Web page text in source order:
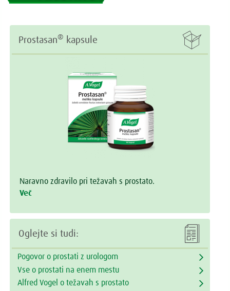

Prostasan® kapsule
Naravno zdravilo pri težavah s prostato.
Več

Oglejte si tudi:
Pogovor o prostati z urologom
Vse o prostati na enem mestu
Alfred Vogel o težavah s prostato